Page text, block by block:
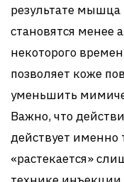
результате мышца
становятся менее
некоторого
позволяет коже
уменьшить
Важно, что
действует именно
«растекается»